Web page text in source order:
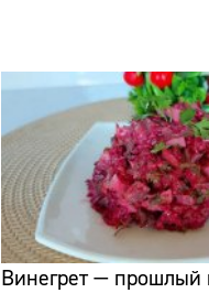
Винегрет — прошлый